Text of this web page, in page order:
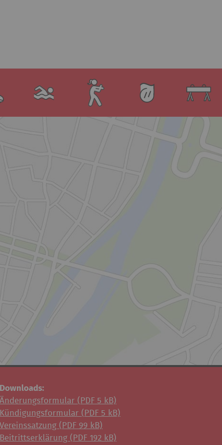
Downloads:
Änderungsformular ( PDF 5 kB)
Kündigungsformular ( PDF 5 kB)
Vereinssatzung ( PDF 99 kB)
Beitrittserklärung ( PDF 192 kB)